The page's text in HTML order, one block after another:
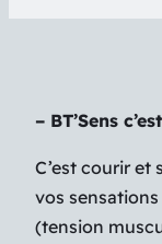
– BT’Sens
C’est courir et
vos
(tension